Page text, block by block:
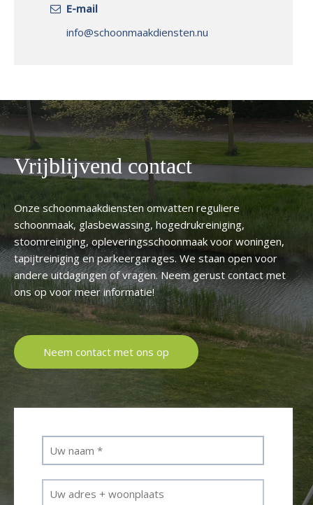
E-mail
info@schoonmaakdiensten.nu
Vrijblijvend contact
Onze schoonmaakdiensten omvatten reguliere
schoonmaak, glasbewassing, hogedrukreiniging,
stoomreiniging, opleveringsschoonmaak voor woningen,
tapijtreiniging en parkeergarages. We staan open voor
andere uitdagingen of vragen. Neem gerust contact met
ons op voor meer informatie!
Neem contact met ons op